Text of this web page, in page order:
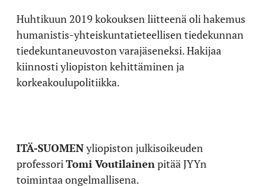
Huhtikuun 2019 kokouksen liitteenä oli hakemus
humanistis-yhteiskuntatieteellisen tiedekunnan
tiedekuntaneuvoston varajäseneksi. Hakijaa
kiinnosti yliopiston kehittäminen ja
korkeakoulupolitiikka.
ITÄ-SUOMENyliopiston julkisoikeuden
professoriTomi Voutilainenpitää JYYn
toimintaa ongelmallisena.